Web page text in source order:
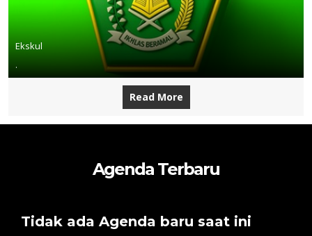
Ekskul
.
Read More
Agenda Terbaru
Tidak ada Agenda baru saat ini